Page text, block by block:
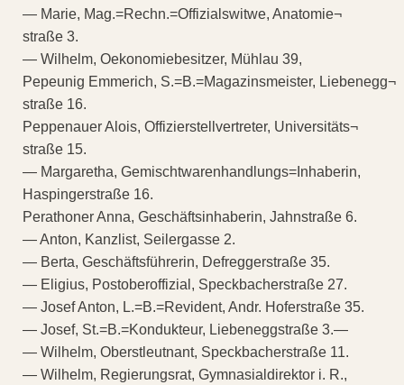
— Marie, Mag.=Rechn.=Offizialswitwe, Anatomie¬
straße 3.
— Wilhelm, Oekonomiebesitzer, Mühlau 39,
Pepeunig Emmerich, S.=B.=Magazinsmeister, Liebenegg¬
straße 16.
Peppenauer Alois, Offizierstellvertreter, Universitäts¬
straße 15.
— Margaretha, Gemischtwarenhandlungs=Inhaberin,
Haspingerstraße 16.
Perathoner Anna, Geschäftsinhaberin, Jahnstraße 6.
— Anton, Kanzlist, Seilergasse 2.
— Berta, Geschäftsführerin, Defreggerstraße 35.
— Eligius, Postoberoffizial, Speckbacherstraße 27.
— Josef Anton, L.=B.=Revident, Andr. Hoferstraße 35.
— Josef, St.=B.=Kondukteur, Liebeneggstraße 3.—
— Wilhelm, Oberstleutnant, Speckbacherstraße 11.
— Wilhelm, Regierungsrat, Gymnasialdirektor i. R.,